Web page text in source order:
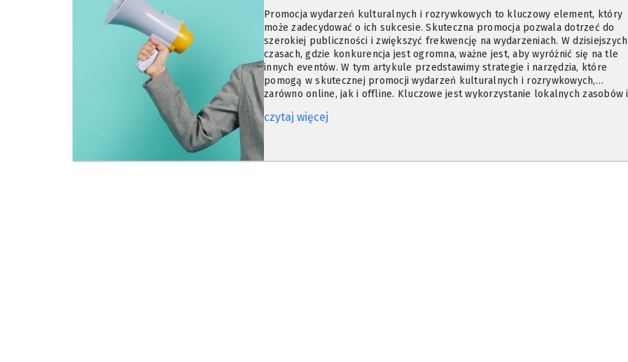
Promocja wydarzeń kulturalnych i rozrywkowych to kluczowy element, który
może zadecydować o ich sukcesie. Skuteczna promocja pozwala dotrzeć do
szerokiej publiczności i zwiększyć frekwencję na wydarzeniach. W dzisiejszych
czasach, gdzie konkurencja jest ogromna, ważne jest, aby wyróżnić się na tle
innych eventów. W tym artykule przedstawimy strategie i narzędzia, które
pomogą w skutecznej promocji wydarzeń kulturalnych i rozrywkowych,
zarówno online, jak i offline. Kluczowe jest wykorzystanie lokalnych zasobów i
czytaj więcej